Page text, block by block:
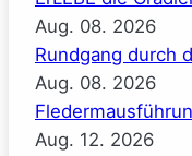
Aug. 08. 2026
Rundgang durch
Aug. 08. 2026
Aug. 12. 2026